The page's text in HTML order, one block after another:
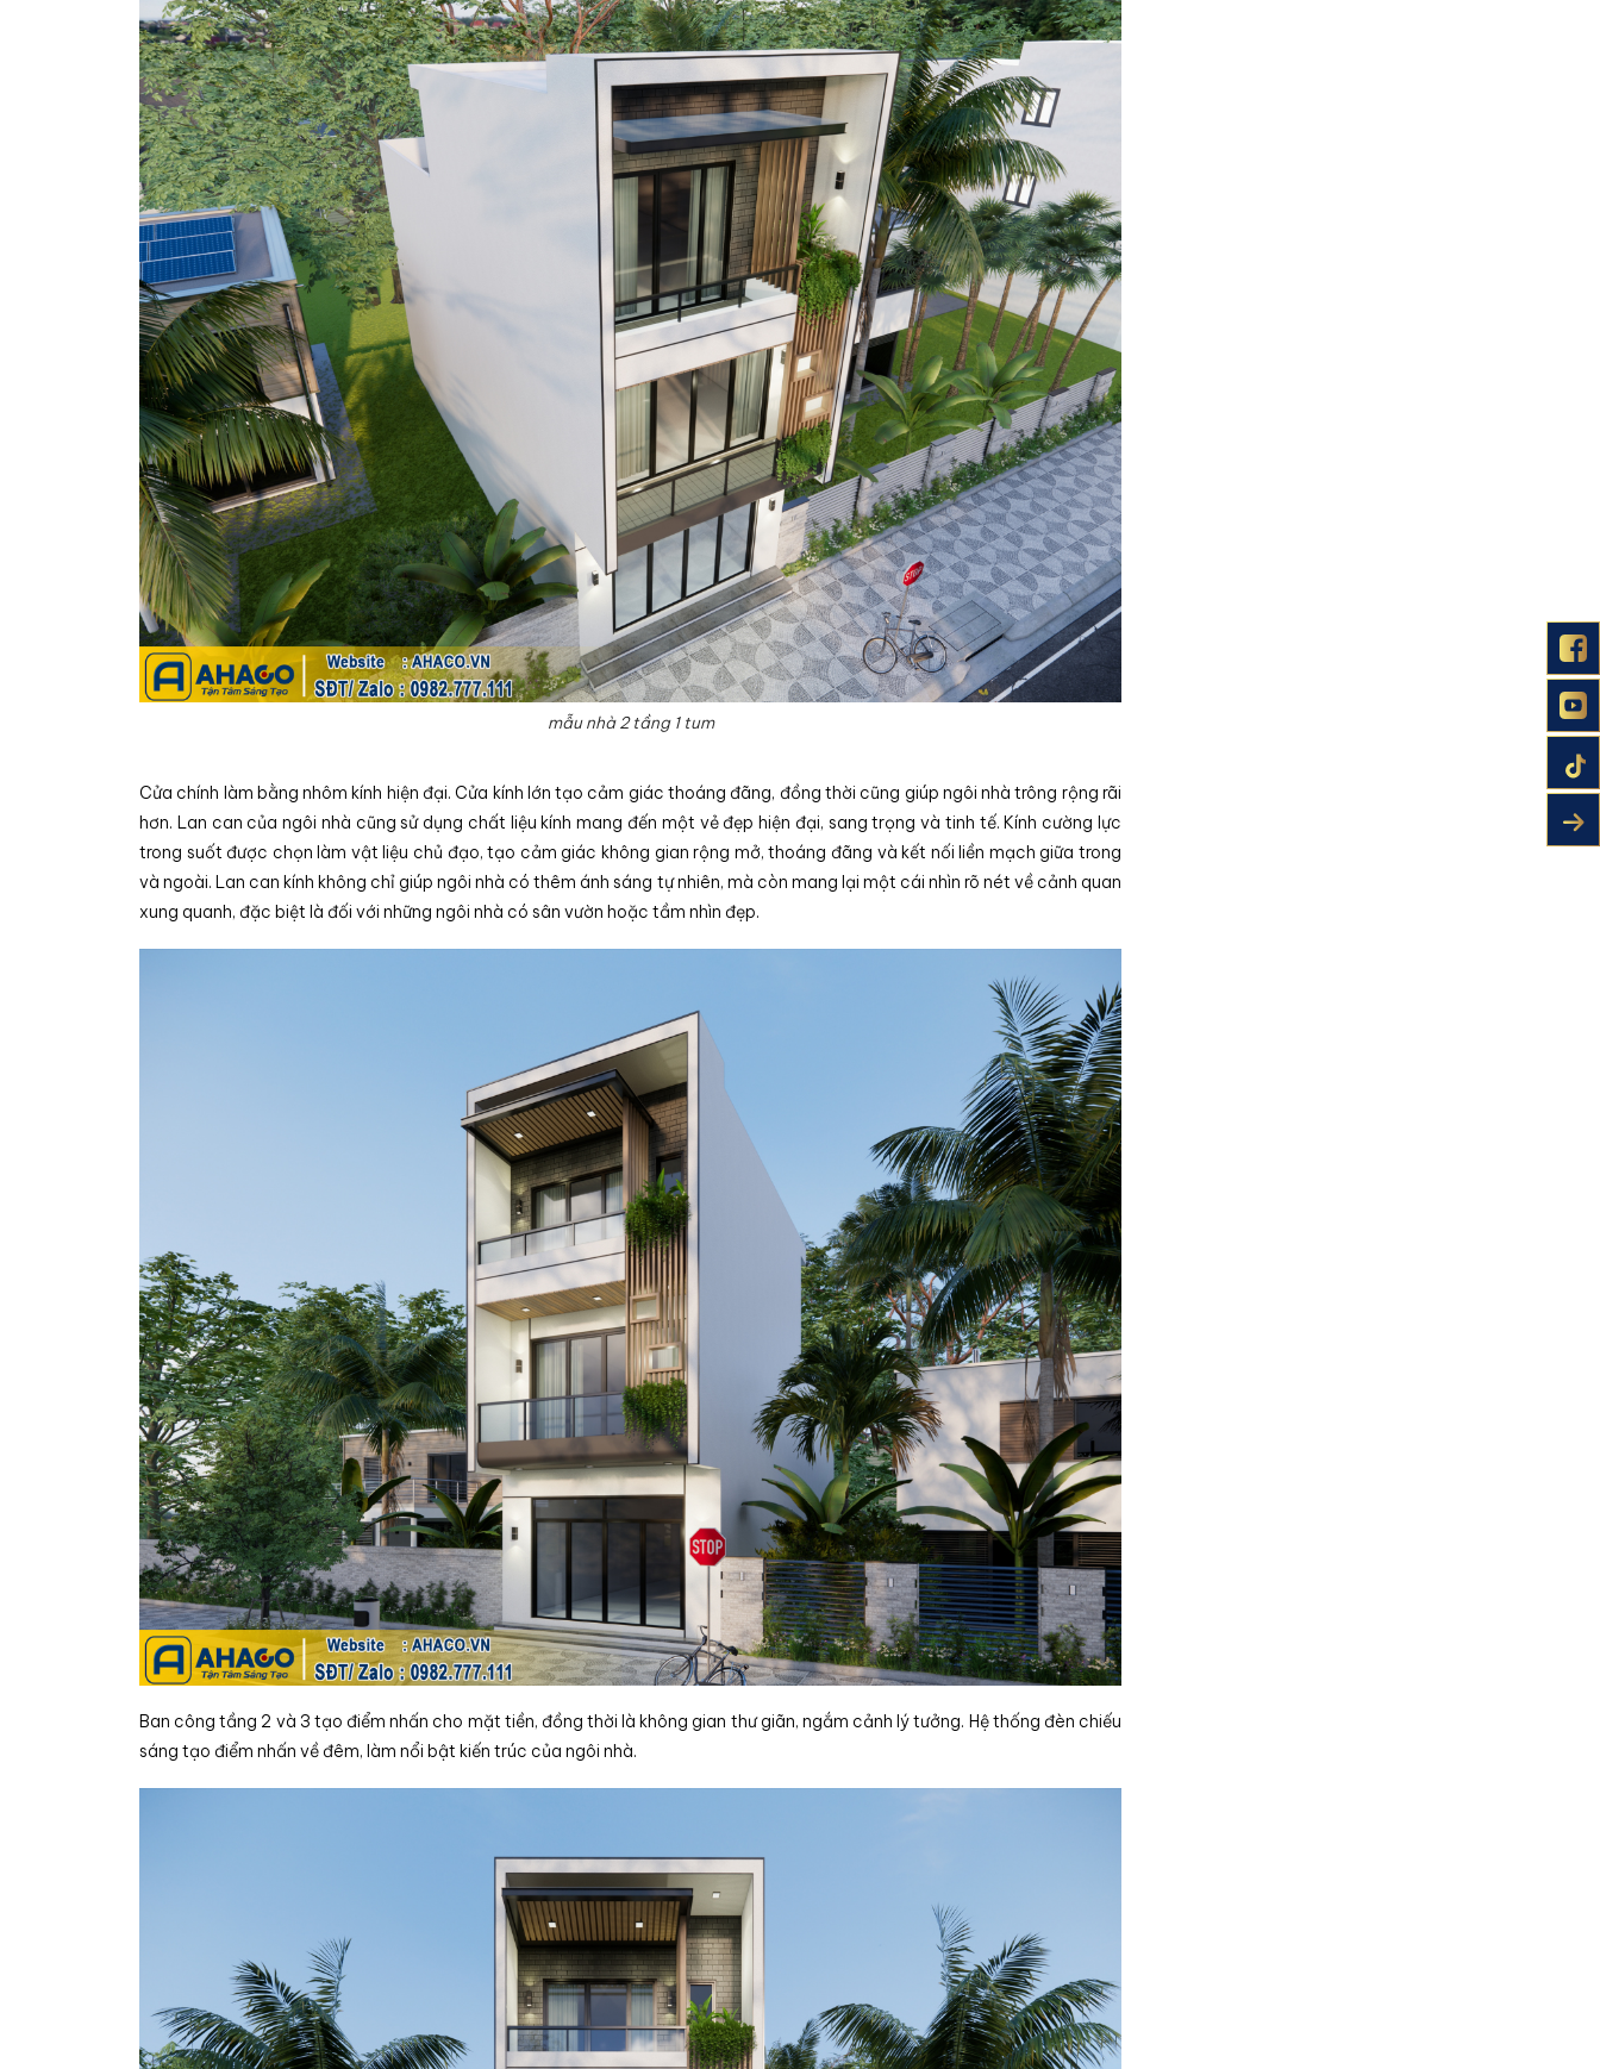
mẫu nhà 2 tầng 1 tum
Cửa chính làm bằng nhôm kính hiện đại. Cửa kính lớn tạo cảm giác thoáng đãng, đồng thời cũng giúp ngôi nhà trông rộng rãi
hơn. Lan can của ngôi nhà cũng sử dụng chất liệu kính mang đến một vẻ đẹp hiện đại, sang trọng và tinh tế. Kính cường lực
trong suốt được chọn làm vật liệu chủ đạo, tạo cảm giác không gian rộng mở, thoáng đãng và kết nối liền mạch giữa trong
và ngoài. Lan can kính không chỉ giúp ngôi nhà có thêm ánh sáng tự nhiên, mà còn mang lại một cái nhìn rõ nét về cảnh quan
xung quanh, đặc biệt là đối với những ngôi nhà có sân vườn hoặc tầm nhìn đẹp.
Ban công tầng 2 và 3 tạo điểm nhấn cho mặt tiền, đồng thời là không gian thư giãn, ngắm cảnh lý tưởng. Hệ thống đèn chiếu
sáng tạo điểm nhấn về đêm, làm nổi bật kiến trúc của ngôi nhà.